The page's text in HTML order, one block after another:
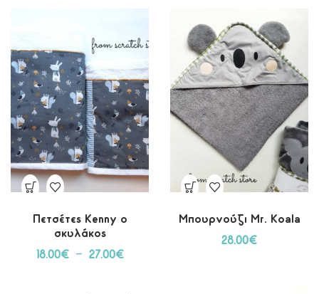
Πετσέτες Kenny o
σκυλάκος
18.00€ – 27.00€
Μπουρνούζι Mr. Koala
28.00€